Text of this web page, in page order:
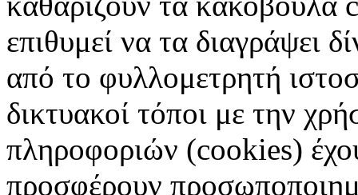
επιθυμεί να τα διαγράψει
από το φυλλομετρητή
δικτυακοί τόποι με την
πληροφοριών (cookies)
προσφέρουν